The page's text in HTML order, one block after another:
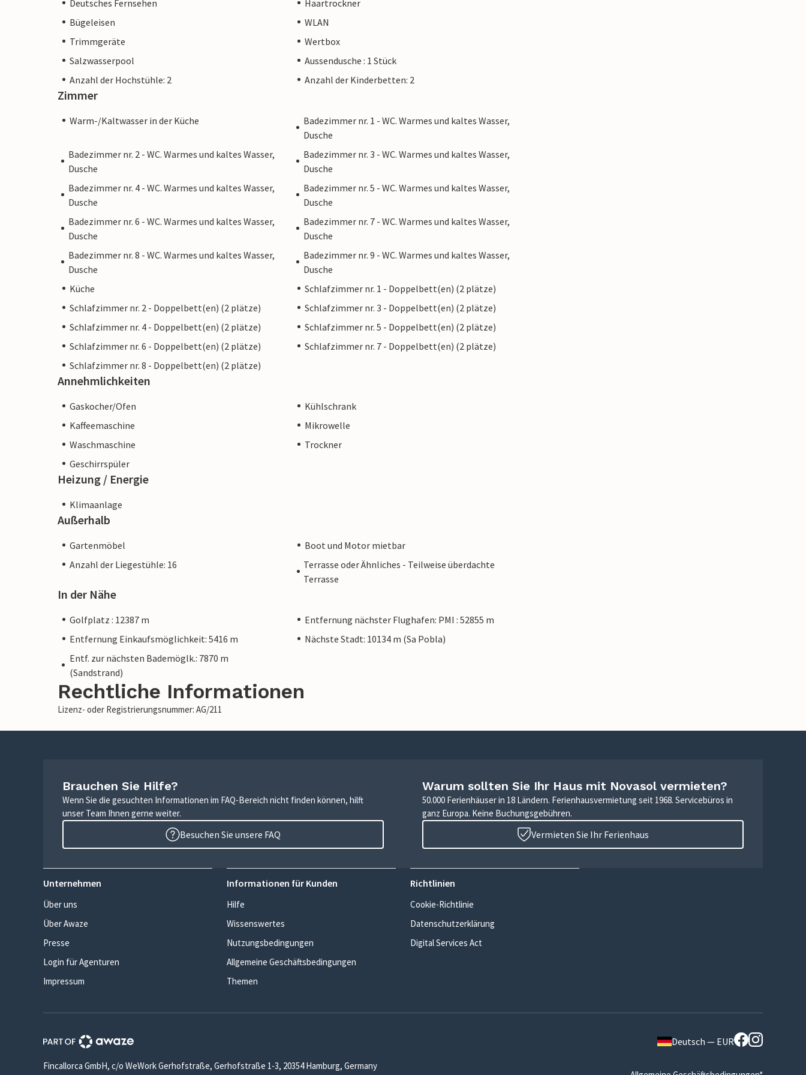
Dies ist eine Finca aus dem Portfolio von Fincallorca.
Deutsches Fernsehen
Haartrockner
Bügeleisen
WLAN
Trimmgeräte
Wertbox
Salzwasserpool
Aussendusche : 1 Stück
Anzahl der Hochstühle: 2
Anzahl der Kinderbetten: 2
Zimmer
Warm-/Kaltwasser in der Küche
Badezimmer nr. 1 - WC. Warmes und kaltes Wasser,
Dusche
Badezimmer nr. 2 - WC. Warmes und kaltes Wasser,
Dusche
Badezimmer nr. 3 - WC. Warmes und kaltes Wasser,
Dusche
Badezimmer nr. 4 - WC. Warmes und kaltes Wasser,
Dusche
Badezimmer nr. 5 - WC. Warmes und kaltes Wasser,
Dusche
Badezimmer nr. 6 - WC. Warmes und kaltes Wasser,
Dusche
Badezimmer nr. 7 - WC. Warmes und kaltes Wasser,
Dusche
Badezimmer nr. 8 - WC. Warmes und kaltes Wasser,
Dusche
Badezimmer nr. 9 - WC. Warmes und kaltes Wasser,
Dusche
Küche
Schlafzimmer nr. 1 - Doppelbett(en) (2 plätze)
Schlafzimmer nr. 2 - Doppelbett(en) (2 plätze)
Schlafzimmer nr. 3 - Doppelbett(en) (2 plätze)
Schlafzimmer nr. 4 - Doppelbett(en) (2 plätze)
Schlafzimmer nr. 5 - Doppelbett(en) (2 plätze)
Schlafzimmer nr. 6 - Doppelbett(en) (2 plätze)
Schlafzimmer nr. 7 - Doppelbett(en) (2 plätze)
Schlafzimmer nr. 8 - Doppelbett(en) (2 plätze)
Annehmlichkeiten
Gaskocher/Ofen
Kühlschrank
Kaffeemaschine
Mikrowelle
Waschmaschine
Trockner
Geschirrspüler
Heizung / Energie
Klimaanlage
Außerhalb
Gartenmöbel
Boot und Motor mietbar
Anzahl der Liegestühle: 16
Terrasse oder Ähnliches - Teilweise überdachte
Terrasse
In der Nähe
Golfplatz : 12387 m
Entfernung nächster Flughafen: PMI : 52855 m
Entfernung Einkaufsmöglichkeit: 5416 m
Nächste Stadt: 10134 m (Sa Pobla)
Entf. zur nächsten Bademöglk.: 7870 m
(Sandstrand)
Rechtliche Informationen
Lizenz- oder Registrierungsnummer: AG/211
Brauchen Sie Hilfe?
Wenn Sie die gesuchten Informationen im FAQ-Bereich nicht finden können, hilft
unser Team Ihnen gerne weiter.
Besuchen Sie unsere FAQ
Warum sollten Sie Ihr Haus mit Novasol vermieten?
50.000 Ferienhäuser in 18 Ländern. Ferienhausvermietung seit 1968. Servicebüros in
ganz Europa. Keine Buchungsgebühren.
Vermieten Sie Ihr Ferienhaus
Unternehmen
Über uns
Über Awaze
Presse
Login für Agenturen
Impressum
Informationen für Kunden
Hilfe
Wissenswertes
Nutzungsbedingungen
Allgemeine Geschäftsbedingungen
Themen
Richtlinien
Cookie-Richtlinie
Datenschutzerklärung
Digital Services Act
Deutsch — EUR
Fincallorca GmbH, c/o WeWork Gerhofstraße, Gerhofstraße 1-3, 20354 Hamburg, Germany